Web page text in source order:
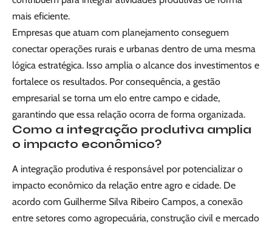
mais eficiente.
Empresas que atuam com planejamento conseguem
conectar operações rurais e urbanas dentro de uma mesma
lógica estratégica. Isso amplia o alcance dos investimentos e
fortalece os resultados. Por consequência, a gestão
empresarial se torna um elo entre campo e cidade,
garantindo que essa relação ocorra de forma organizada.
Como a integração produtiva amplia
o impacto econômico?
A integração produtiva é responsável por potencializar o
impacto econômico da relação entre agro e cidade. De
acordo com Guilherme Silva Ribeiro Campos, a conexão
entre setores como agropecuária, construção civil e mercado